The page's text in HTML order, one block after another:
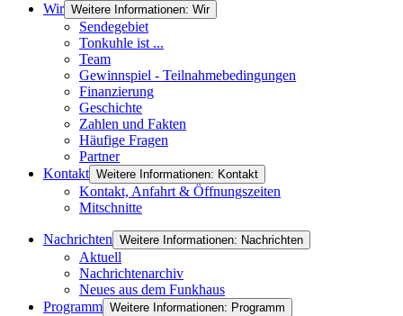
Wir Weitere Informationen: Wir
Sendegebiet
Tonkuhle ist ...
Team
Gewinnspiel - Teilnahmebedingungen
Finanzierung
Geschichte
Zahlen und Fakten
Häufige Fragen
Partner
Kontakt Weitere Informationen: Kontakt
Kontakt, Anfahrt & Öffnungszeiten
Mitschnitte
Nachrichten Weitere Informationen: Nachrichten
Aktuell
Nachrichtenarchiv
Neues aus dem Funkhaus
Programm Weitere Informationen: Programm